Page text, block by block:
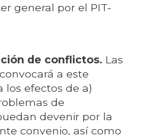
general por el PIT-
de conflictos. Las
a este
los efectos de a)
de
devenir por la
convenio, así como